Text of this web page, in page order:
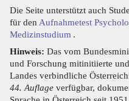
Die Seite unterstützt auch
für den Aufnahmetest
Medizinstudium .
Hinweis: Das vom
und Forschung mitinitiierte
Landes verbindliche
44. Auflage verfügbar,